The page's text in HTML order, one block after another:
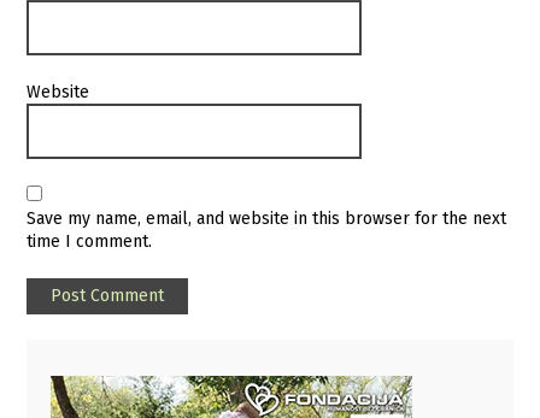
Website
Save my name, email, and website in this browser for the next
time I comment.